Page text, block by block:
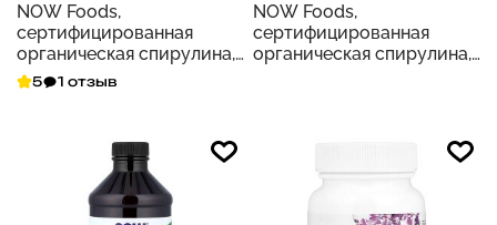
NOW Foods,
сертифицированная
органическая спирулина,
двойная сила действия,
1000 мг, 120 таблеток
5 1 отзыв
NOW Foods,
сертифицированная
органическая спирулина,